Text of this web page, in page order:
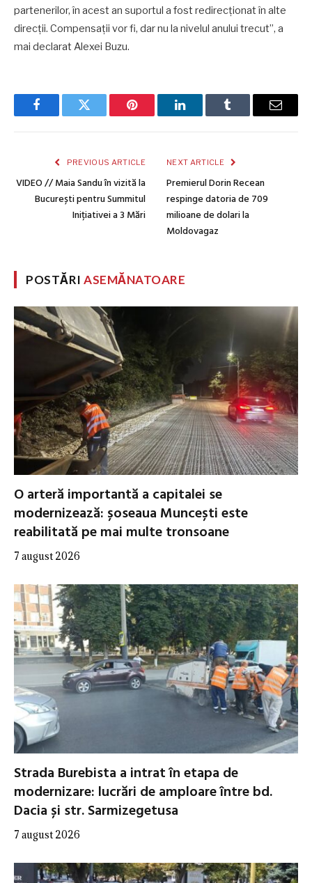
partenerilor, în acest an suportul a fost redirecționat în alte
direcții. Compensații vor fi, dar nu la nivelul anului trecut”, a
mai declarat Alexei Buzu.
FacebookTwitter Pinterest LinkedInTumblr Email
PREVIOUS ARTICLE
VIDEO // Maia Sandu în vizită la
București pentru Summitul
Inițiativei a 3 Mări
NEXT ARTICLE
Premierul Dorin Recean
respinge datoria de 709
milioane de dolari la
Moldovagaz
POSTĂRIASEMĂNATOARE
O arteră importantă a capitalei se
modernizează: șoseaua Muncești este
reabilitată pe mai multe tronsoane
7 august 2026
Strada Burebista a intrat în etapa de
modernizare: lucrări de amploare între bd.
Dacia și str. Sarmizegetusa
7 august 2026